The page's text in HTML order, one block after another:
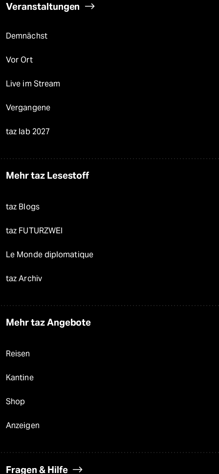
Veranstaltungen
Demnächst
Vor Ort
Live im Stream
Vergangene
taz lab 2027
Mehr taz Lesestoff
taz Blogs
taz FUTURZWEI
Le Monde diplomatique
taz Archiv
Mehr taz Angebote
Reisen
Kantine
Shop
Anzeigen
Fragen & Hilfe